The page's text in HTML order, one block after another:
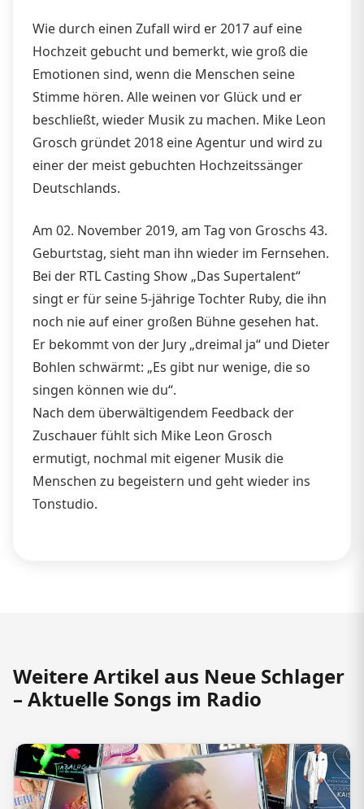
Wie durch einen Zufall wird er 2017 auf eine
Hochzeit gebucht und bemerkt, wie groß die
Emotionen sind, wenn die Menschen seine
Stimme hören. Alle weinen vor Glück und er
beschließt, wieder Musik zu machen. Mike Leon
Grosch gründet 2018 eine Agentur und wird zu
einer der meist gebuchten Hochzeitssänger
Deutschlands.
Am 02. November 2019, am Tag von Groschs 43.
Geburtstag, sieht man ihn wieder im Fernsehen.
Bei der RTL Casting Show „Das Supertalent“
singt er für seine 5-jährige Tochter Ruby, die ihn
noch nie auf einer großen Bühne gesehen hat.
Er bekommt von der Jury „dreimal ja“ und Dieter
Bohlen schwärmt: „Es gibt nur wenige, die so
singen können wie du“.
Nach dem überwältigendem Feedback der
Zuschauer fühlt sich Mike Leon Grosch
ermutigt, nochmal mit eigener Musik die
Menschen zu begeistern und geht wieder ins
Tonstudio.
Weitere Artikel aus Neue Schlager
– Aktuelle Songs im Radio